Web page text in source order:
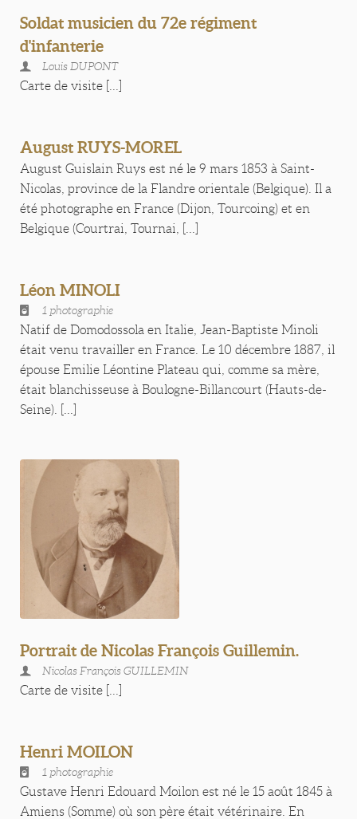
Soldat musicien du 72e régiment
d'infanterie
Louis DUPONT
Carte de visite [...]
August RUYS-MOREL
August Guislain Ruys est né le 9 mars 1853 à Saint-
Nicolas, province de la Flandre orientale (Belgique). Il a
été photographe en France (Dijon, Tourcoing) et en
Belgique (Courtrai, Tournai, [...]
Léon MINOLI
1 photographie
Natif de Domodossola en Italie, Jean-Baptiste Minoli
était venu travailler en France. Le 10 décembre 1887, il
épouse Emilie Léontine Plateau qui, comme sa mère,
était blanchisseuse à Boulogne-Billancourt (Hauts-de-
Seine). [...]
Portrait de Nicolas François Guillemin.
Nicolas François GUILLEMIN
Carte de visite [...]
Henri MOILON
1 photographie
Gustave Henri Edouard Moilon est né le 15 août 1845 à
Amiens (Somme) où son père était vétérinaire. En